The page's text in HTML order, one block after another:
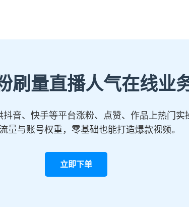
刷量直播人气在线业
音、快手等平台涨粉、点赞、作品上热门实
量与账号权重，零基础也能打造爆款视频。
立即下单